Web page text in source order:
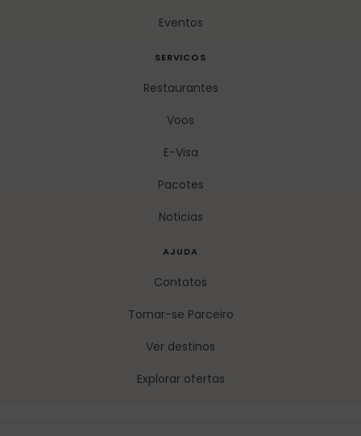
Eventos
SERVICOS
Restaurantes
Voos
E-Visa
Pacotes
Noticias
AJUDA
Contatos
Tornar-se Parceiro
Ver destinos
Explorar ofertas